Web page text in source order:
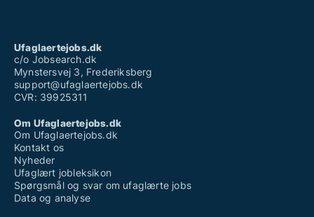
Uopfordret ansøgning ufaglært
Vikarbureau kolding ufaglært
Ufaglaertejobs.dk
c/o Jobsearch.dk
Mynstersvej 3, Frederiksberg
support@ufaglaertejobs.dk
CVR: 39925311
Om Ufaglaertejobs.dk
Om Ufaglaertejobs.dk
Kontakt os
Nyheder
Ufaglært jobleksikon
Spørgsmål og svar om ufaglærte jobs
Data og analyse